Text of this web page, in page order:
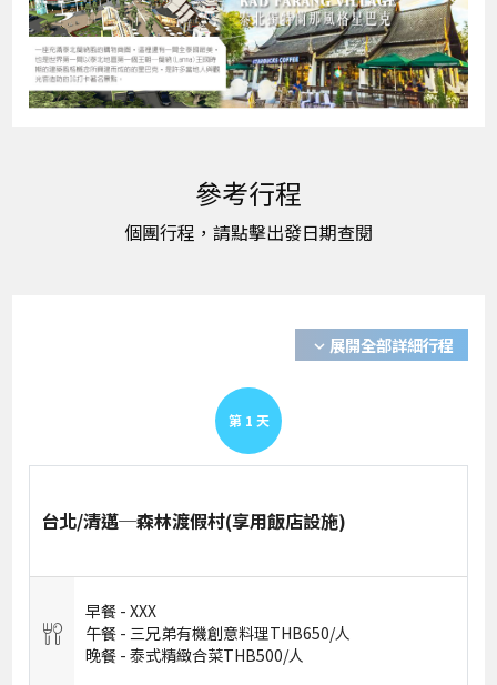
expand_more 展開全部詳細行程
第 1 天
台北/清邁─森林渡假村(享用飯店設施)
早餐 -XXX
午餐 - 三兄弟有機創意料理THB650/人
晚餐 -泰式精緻合菜THB500/人